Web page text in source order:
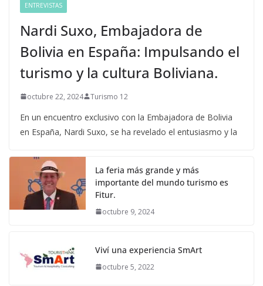
ENTREVISTAS
Nardi Suxo, Embajadora de
Bolivia en España: Impulsando el
turismo y la cultura Boliviana.
octubre 22, 2024 Turismo 12
En un encuentro exclusivo con la Embajadora de Bolivia
en España, Nardi Suxo, se ha revelado el entusiasmo y la
La feria más grande y más
importante del mundo turismo es
Fitur.
octubre 9, 2024
Viví una experiencia SmArt
octubre 5, 2022